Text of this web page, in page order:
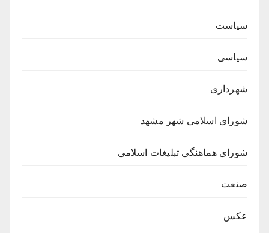
سیاست
سیاسی
شهرداری
شورای اسلامی شهر مشهد
شورای هماهنگی تبلیغات اسلامی
صنعت
عکس